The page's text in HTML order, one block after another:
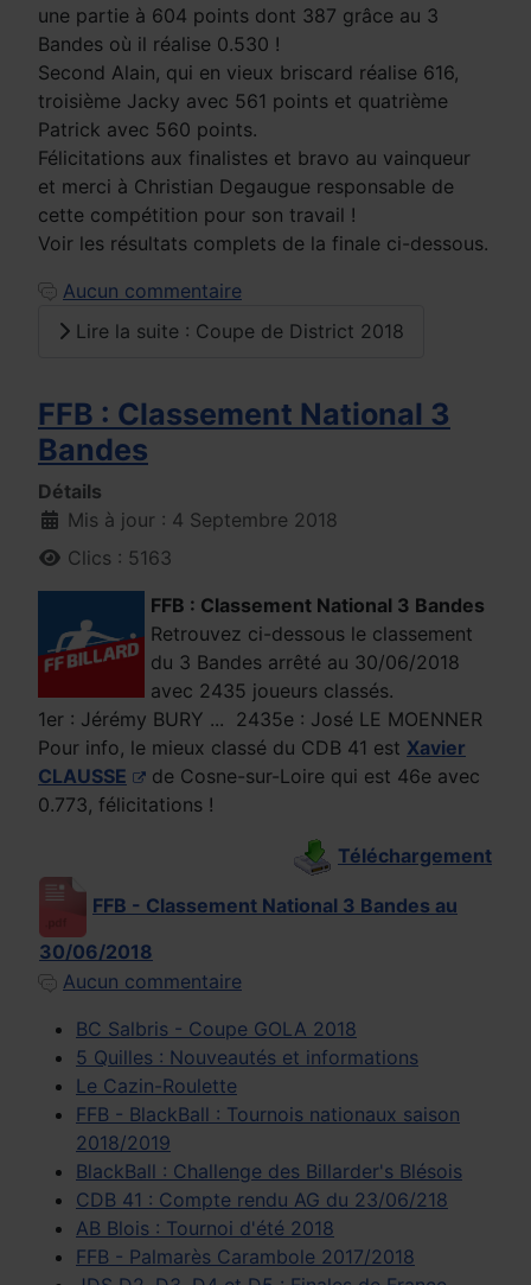
une partie à 604 points dont 387 grâce au 3
Bandes où il réalise 0.530 !
Second Alain, qui en vieux briscard réalise 616,
troisième Jacky avec 561 points et quatrième
Patrick avec 560 points.
Félicitations aux finalistes et bravo au vainqueur
et merci à Christian Degaugue responsable de
cette compétition pour son travail !
Voir les résultats complets de la finale ci-dessous.
Aucun commentaire
Lire la suite : Coupe de District 2018
FFB : Classement National 3
Bandes
Détails
Mis à jour : 4 Septembre 2018
Clics : 5163
FFB : Classement National 3 Bandes
Retrouvez ci-dessous le classement
du 3 Bandes arrêté au 30/06/2018
avec 2435 joueurs classés.
1er : Jérémy BURY ... 2435e : José LE MOENNER
Pour info, le mieux classé du CDB 41 est Xavier
CLAUSSE
de Cosne-sur-Loire qui est 46e avec
0.773, félicitations !
Téléchargement
FFB - Classement National 3 Bandes au
30/06/2018
Aucun commentaire
BC Salbris - Coupe GOLA 2018
5 Quilles : Nouveautés et informations
Le Cazin-Roulette
FFB - BlackBall : Tournois nationaux saison
2018/2019
BlackBall : Challenge des Billarder's Blésois
CDB 41 : Compte rendu AG du 23/06/218
AB Blois : Tournoi d'été 2018
FFB - Palmarès Carambole 2017/2018